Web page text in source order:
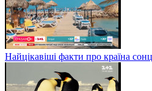
Найцікавіші факти про країна